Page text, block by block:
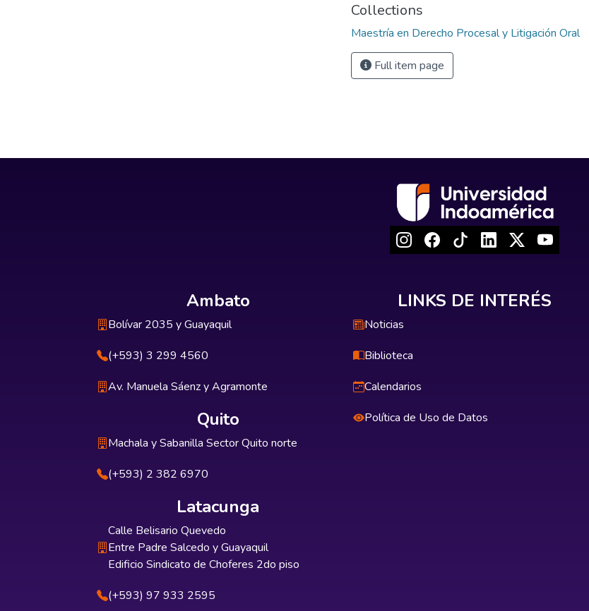
Collections
Maestría en Derecho Procesal y Litigación Oral
Full item page
Ambato
Bolívar 2035 y Guayaquil
(+593) 3 299 4560
Av. Manuela Sáenz y Agramonte
Quito
Machala y Sabanilla Sector Quito norte
(+593) 2 382 6970
Latacunga
Calle Belisario Quevedo
Entre Padre Salcedo y Guayaquil
Edificio Sindicato de Choferes 2do piso
(+593) 97 933 2595
LINKS DE INTERÉS
Noticias
Biblioteca
Calendarios
Política de Uso de Datos